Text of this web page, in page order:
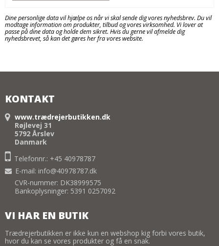
Dine personlige data vil hjælpe os når vi skal sende dig vores nyhedsbrev. Du vil
modtage information om produkter, tilbud og vores virksomhed. Vi lover at
passe på dine data og holde dem sikret. Hvis du gerne vil afmelde dig
nyhedsbrevet, så kan det gøres her fra vores website.
KONTAKT
www.trædrejerbutikken.dk
Røjlevej 31
5792 Årslev
Danmark
Telefonnr.: +45 40978787
E-mail: info@40978787.dk
CVR-nummer: DK38999575
Bankoplysninger: 5391 0257092
VI HAR EN BUTIK
Trædrejerbutikken er ikke kun en webshop kig forbi vores butik,
hvor du kan se vores produkter og få en snak.